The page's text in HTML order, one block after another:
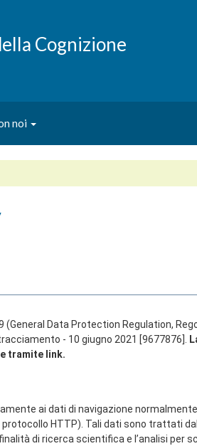
Cognizione
noi
(General Data Protection Regulation,
- 10 giugno 2021 [9677876].
tramite link.
ai dati di navigazione
HTTP). Tali dati sono trattati
di ricerca scientifica e l’analisi